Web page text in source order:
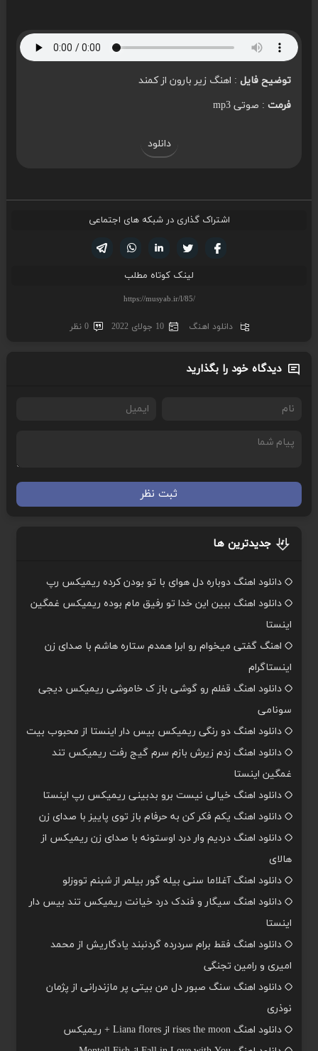
توضیح فایل: اهنگ زیر بارون از کمند
فرمت: صوتی mp3
دانلود
اشتراک گذاری در شبکه های اجتماعی
لینکدین تویتر
فیسوک
لینک کوتاه مطلب
دانلود اهنگ 10 جولای 2022 0 نظر
دیدگاه خود را بگذارید
ثبت نظر
جدیدترین ها
دانلود اهنگ دوباره دل هوای با تو بودن کرده ریمیکس رپ
دانلود اهنگ ببین این خدا تو رفیق مام بوده ریمیکس غمگین
اینستا
اهنگ گفتی میخوام رو ابرا همدم ستاره هاشم با صدای زن
اینستاگرام
دانلود اهنگ قفلم رو گوشی باز ک خاموشی ریمیکس دیجی
سونامی
دانلود اهنگ دو رنگی ریمیکس بیس دار اینستا از محبوب بیت
دانلود اهنگ زدم زیرش بازم سرم گیج رفت ریمیکس تند
غمگین اینستا
دانلود اهنگ خیالی نیست برو بدبینی ریمیکس رپ اینستا
دانلود اهنگ یکم فکر کن به حرفام باز توی پاییز با صدای زن
دانلود اهنگ دردیم وار درد اوستونه با صدای زن ریمیکس از
هالای
دانلود اهنگ آغلاما سنی بیله گور بیلمر از شبنم تووزلو
دانلود اهنگ سیگار و فندک درد خیانت ریمیکس تند بیس دار
اینستا
دانلود اهنگ فقط برام سردرده گردنبند یادگاریش از محمد
امیری و رامین تجنگی
دانلود اهنگ سنگ صبور دل من بیتی پر مازندرانی از پژمان
نوذری
دانلود اهنگ rises the moon از Liana flores + ریمیکس